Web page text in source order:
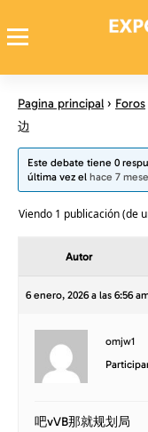
Tienda
Pagina principal › Foros
边
Este debate tiene 0
última vez elhace 7
Viendo 1 publicación (de
Autor
6 enero, 2026 a las 6:56
omjw1
吧vVB那就规划局